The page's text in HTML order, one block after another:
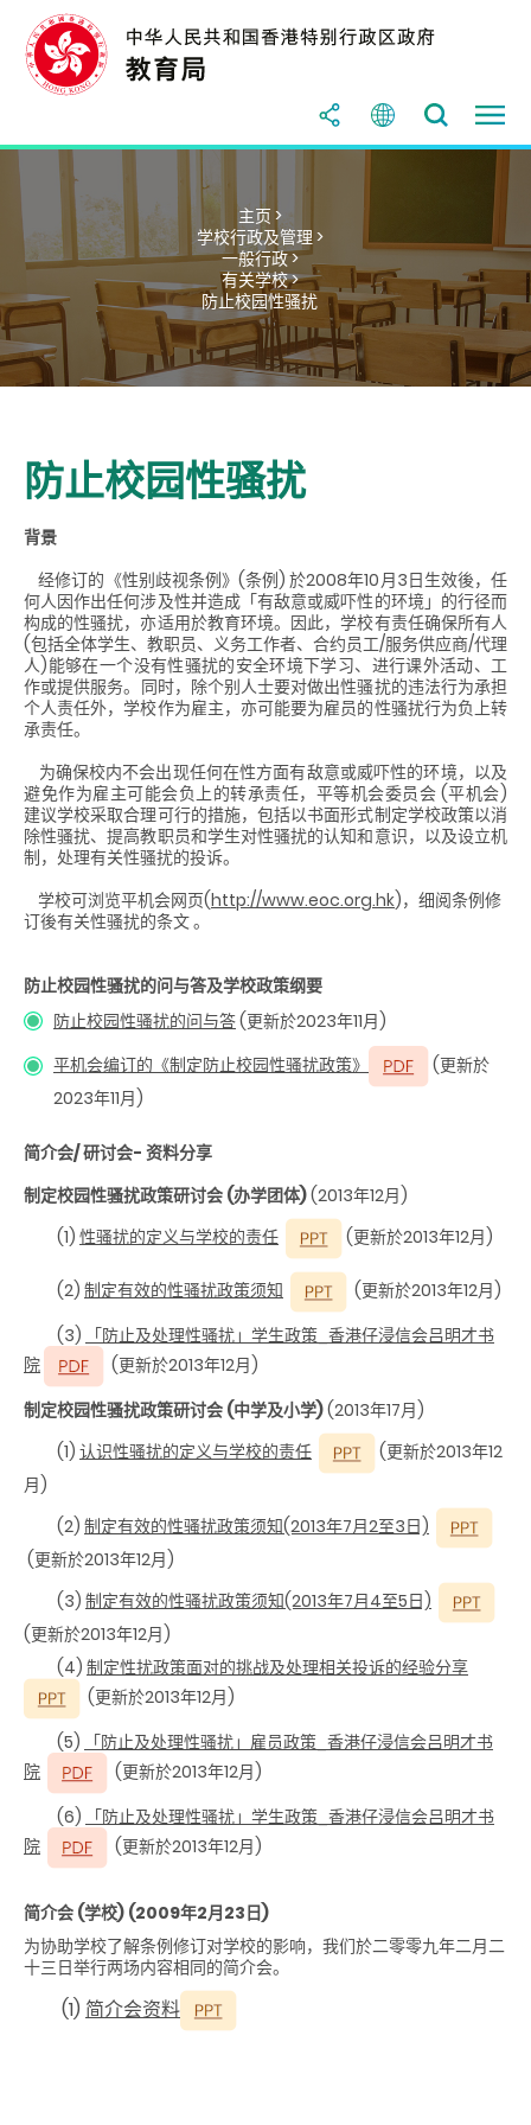
主页 >
学校行政及管理 >
一般行政 >
有关学校 >
防止校园性骚扰
防止校园性骚扰
背景
经修订的《性别歧视条例》(条例) 於2008年10月3日生效後，任
何人因作出任何涉及性并造成「有敌意或威吓性的环境」的行径而
构成的性骚扰，亦适用於教育环境。因此，学校有责任确保所有人
(包括全体学生、教职员、义务工作者、合约员工/服务供应商/代理
人)能够在一个没有性骚扰的安全环境下学习、进行课外活动、工
作或提供服务。同时，除个别人士要对做出性骚扰的违法行为承担
个人责任外，学校作为雇主，亦可能要为雇员的性骚扰行为负上转
承责任。
为确保校内不会出现任何在性方面有敌意或威吓性的环境，以及
避免作为雇主可能会负上的转承责任，平等机会委员会 (平机会)
建议学校采取合理可行的措施，包括以书面形式制定学校政策以消
除性骚扰、提高教职员和学生对性骚扰的认知和意识，以及设立机
制，处理有关性骚扰的投诉。
学校可浏览平机会网页(http://www.eoc.org.hk)，细阅条例修
订後有关性骚扰的条文。
防止校园性骚扰的问与答及学校政策纲要
防止校园性骚扰的问与答(更新於2023年11月)
平机会编订的《制定防止校园性骚扰政策》
(更新於
2023年11月)
简介会/ 研讨会- 资料分享
制定校园性骚扰政策研讨会 (办学团体)(2013年12月)
(1) 性骚扰的定义与学校的责任 (更新於2013年12月)
(2) 制定有效的性骚扰政策须知
(更新於2013年12月)
(3)
「防止及处理性骚扰」学生政策_香港仔浸信会吕明才书
院
(更新於2013年12月)
制定校园性骚扰政策研讨会 (中学及小学)(2013年17月)
(1) 认识性骚扰的定义与学校的责任
(更新於2013年12
月)
(2) 制定有效的性骚扰政策须知(2013年7月2至3日)
(更新於2013年12月)
(3) 制定有效的性骚扰政策须知(2013年7月4至5日)
(更新於2013年12月)
(4) 制定性扰政策面对的挑战及处理相关投诉的经验分享
(更新於2013年12月)
(5)
「防止及处理性骚扰」雇员政策_香港仔浸信会吕明才书
院
(更新於2013年12月)
(6)
「防止及处理性骚扰」学生政策_香港仔浸信会吕明才书
院
(更新於2013年12月)
简介会 (学校) (2009年2月23日)
为协助学校了解条例修订对学校的影响，我们於二零零九年二月二
十三日举行两场内容相同的简介会。
(1) 简介会资料